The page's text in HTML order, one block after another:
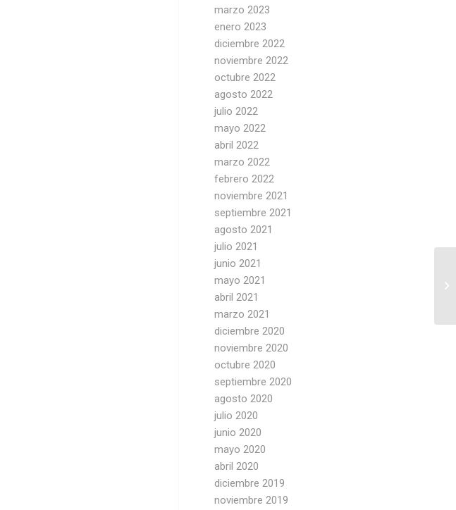
marzo 2023
enero 2023
diciembre 2022
noviembre 2022
octubre 2022
agosto 2022
julio 2022
mayo 2022
abril 2022
marzo 2022
febrero 2022
noviembre 2021
septiembre 2021
agosto 2021
julio 2021
junio 2021
mayo 2021
abril 2021
marzo 2021
diciembre 2020
noviembre 2020
octubre 2020
septiembre 2020
agosto 2020
julio 2020
junio 2020
mayo 2020
abril 2020
diciembre 2019
noviembre 2019